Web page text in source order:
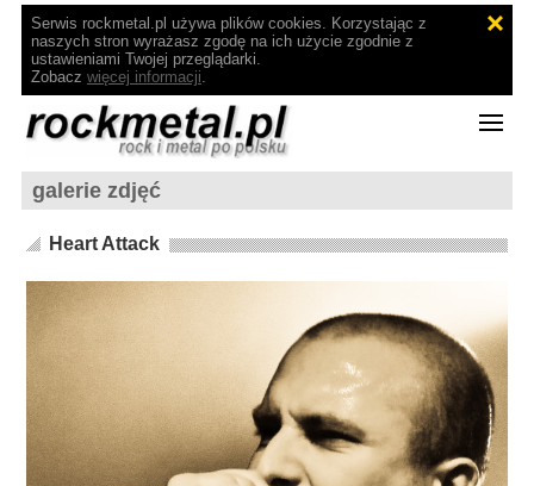
Serwis rockmetal.pl używa plików cookies. Korzystając z
naszych stron wyrażasz zgodę na ich użycie zgodnie z
ustawieniami Twojej przeglądarki.
Zobacz więcej informacji.
galerie zdjęć
Heart Attack